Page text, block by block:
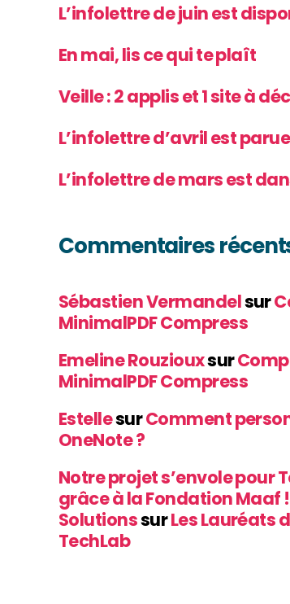
L’infolettre de juin est
En mai, lis ce qui te plaît
Veille : 2 applis et 1 site à
L’infolettre d’avril est
L’infolettre de mars est
Commentaires
Sébastien Vermandelsur
MinimalPDF Compress
Emeline Rouziouxsur
MinimalPDF Compress
EstellesurComment
OneNote ?
Notre projet s’envole pour
grâce à la Fondation Maaf
SolutionssurLes Lauréats
TechLab